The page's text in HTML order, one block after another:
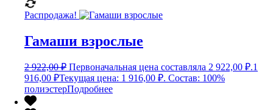
Распродажа!
Гамаши взрослые
2 922,00₽ Первоначальная цена составляла 2 922,00 ₽.1
916,00 ₽Текущая цена: 1 916,00 ₽. Состав: 100%
полиэстерПодробнее